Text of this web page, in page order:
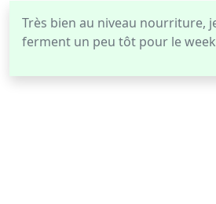
Très bien au niveau nourriture,
ferment un peu tôt pour le